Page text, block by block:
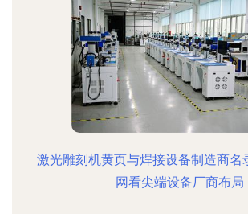
激光雕刻机黄页与焊接设备制造商名
网看尖端设备厂商布局